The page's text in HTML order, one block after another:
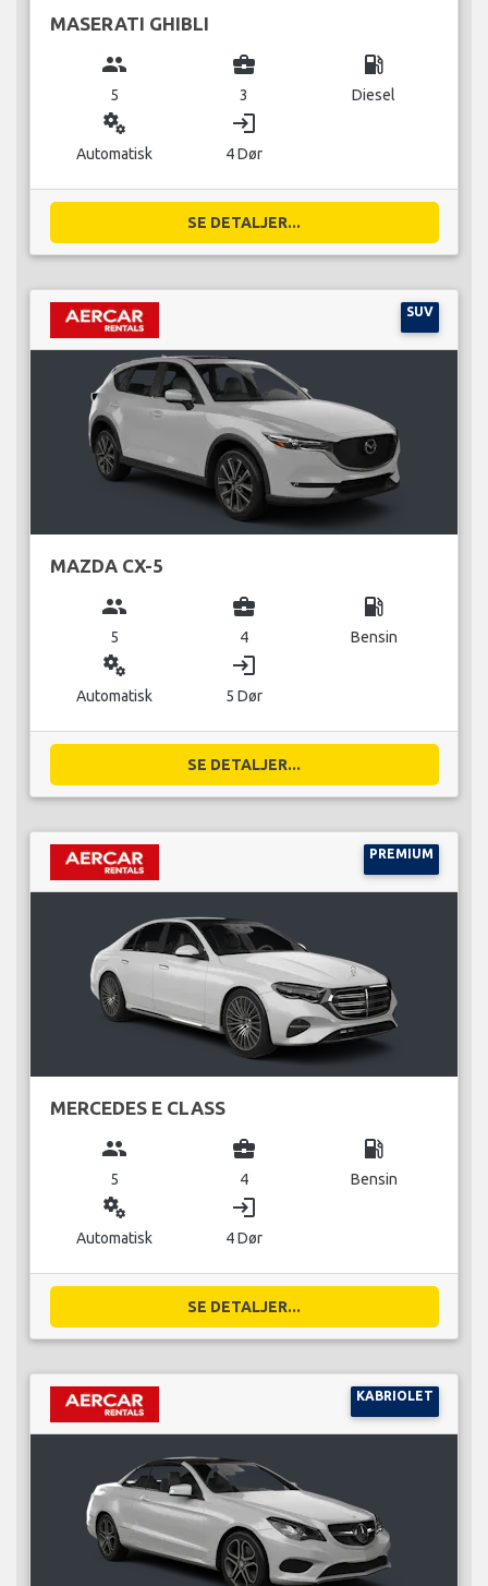
MASERATI GHIBLI
group
5
business_center
3
local_gas_station
Diesel
miscellaneous_services
Automatisk
login
4 Dør
SE DETALJER...
SUV
MAZDA CX-5
group
5
business_center
4
local_gas_station
Bensin
miscellaneous_services
Automatisk
login
5 Dør
SE DETALJER...
PREMIUM
MERCEDES E CLASS
group
5
business_center
4
local_gas_station
Bensin
miscellaneous_services
Automatisk
login
4 Dør
SE DETALJER...
KABRIOLET